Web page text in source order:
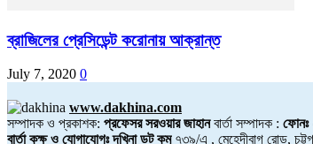
ব্রাজিলের প্রেসিডেন্ট করোনায় আক্রান্ত
July 7, 2020 0
www.dakhina.com
সম্পাদক ও প্রকাশক: প্রফেসর সরওয়ার জাহানবার্তা সম্পাদক : ফোনঃ
বার্তা কক্ষ ও যোগাযোগঃ দখিনা ডট কম৭৩৯/এ , মেহেদীবাগ রোড,